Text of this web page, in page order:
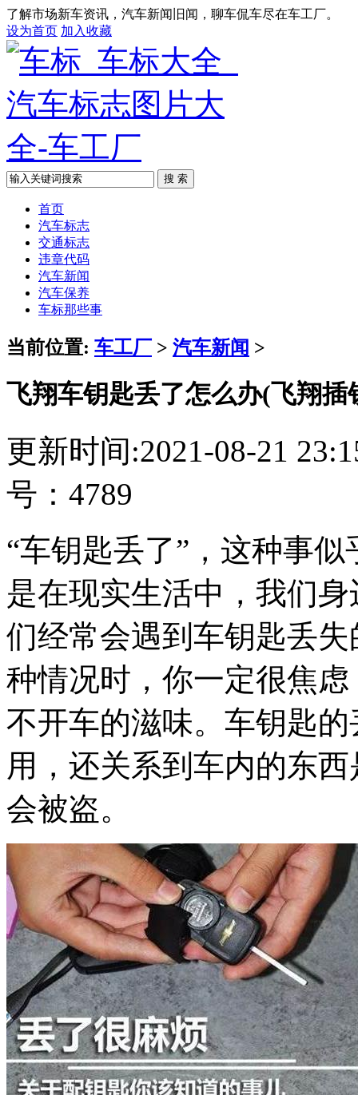
了解市场新车资讯，汽车新闻旧闻，聊车侃车尽在车工厂。
设为首页 加入收藏
搜 索
首页
汽车标志
交通标志
违章代码
汽车新闻
汽车保养
车标那些事
当前位置: 车工厂 > 汽车新闻 >
飞翔车钥匙丢了怎么办(飞翔插
更新时间:2021-08-21
号：4789
“车钥匙丢了”，这种事
是在现实生活中，我们
们经常会遇到车钥匙丢
种情况时，你一定很焦
不开车的滋味。车钥匙
用，还关系到车内的东
会被盗。